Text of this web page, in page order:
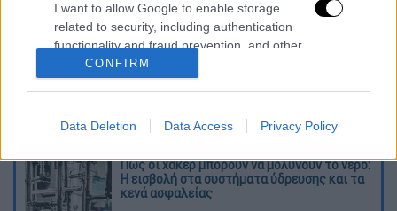
I want to allow Google to enable storage
related to security, including authentication
functionality and fraud prevention, and other
user protection.
CONFIRM
Data Deletion Data Access Privacy Policy
Πώς έγινε η τραγωδία στα Μάλια: Η 40χρονη
πνίγηκε για να σώσει τη φίλη της
Marfin: Στην Αθήνα σήμερα η 46χρονη
Πώς οι χάκερ μπορούν να μολύνουν το νερό:
Η εισβολή στα συστήματα ύδρευσης και τα
κενά ασφαλείας